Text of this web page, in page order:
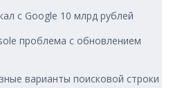
с Google 10 млрд рублей
проблема с обновлением
варианты поисковой строки